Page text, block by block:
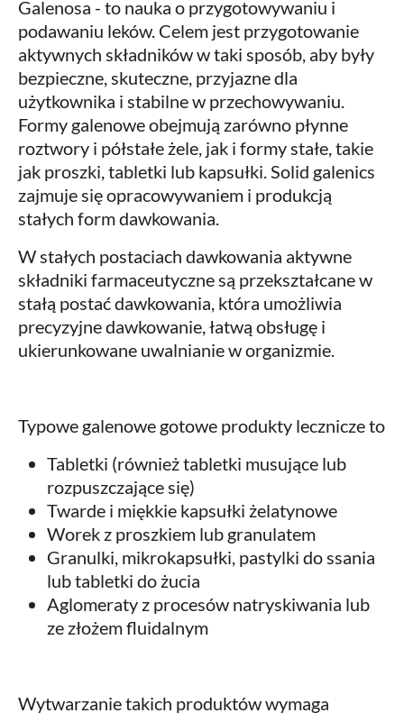
Galenosa - to nauka o przygotowywaniu i
podawaniu leków. Celem jest przygotowanie
aktywnych składników w taki sposób, aby były
bezpieczne, skuteczne, przyjazne dla
użytkownika i stabilne w przechowywaniu.
Formy galenowe obejmują zarówno płynne
roztwory i półstałe żele, jak i formy stałe, takie
jak proszki, tabletki lub kapsułki. Solid galenics
zajmuje się opracowywaniem i produkcją
stałych form dawkowania.
W stałych postaciach dawkowania aktywne
składniki farmaceutyczne są przekształcane w
stałą postać dawkowania, która umożliwia
precyzyjne dawkowanie, łatwą obsługę i
ukierunkowane uwalnianie w organizmie.
Typowe galenowe gotowe produkty lecznicze to
Tabletki (również tabletki musujące lub
rozpuszczające się)
Twarde i miękkie kapsułki żelatynowe
Worek z proszkiem lub granulatem
Granulki, mikrokapsułki, pastylki do ssania
lub tabletki do żucia
Aglomeraty z procesów natryskiwania lub
ze złożem fluidalnym
Wytwarzanie takich produktów wymaga